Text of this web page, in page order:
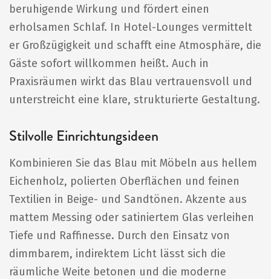
beruhigende Wirkung und fördert einen
erholsamen Schlaf. In Hotel-Lounges vermittelt
er Großzügigkeit und schafft eine Atmosphäre, die
Gäste sofort willkommen heißt. Auch in
Praxisräumen wirkt das Blau vertrauensvoll und
unterstreicht eine klare, strukturierte Gestaltung.
Stilvolle Einrichtungsideen
Kombinieren Sie das Blau mit Möbeln aus hellem
Eichenholz, polierten Oberflächen und feinen
Textilien in Beige- und Sandtönen. Akzente aus
mattem Messing oder satiniertem Glas verleihen
Tiefe und Raffinesse. Durch den Einsatz von
dimmbarem, indirektem Licht lässt sich die
räumliche Weite betonen und die moderne